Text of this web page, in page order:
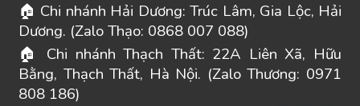
🏠 Chi nhánh Hải Dương: Trúc Lâm, Gia Lộc, Hải
Dương. (Zalo Thạo: 0868 007 088)
🏠 Chi nhánh Thạch Thất: 22A Liên Xã, Hữu
Bằng, Thạch Thất, Hà Nội. (Zalo Thương: 0971
808 186)